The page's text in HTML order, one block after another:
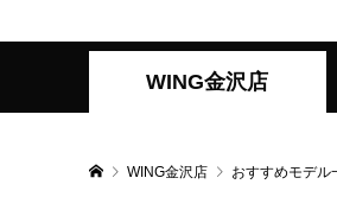
WING金沢店
WING金沢店 おすすめモデル